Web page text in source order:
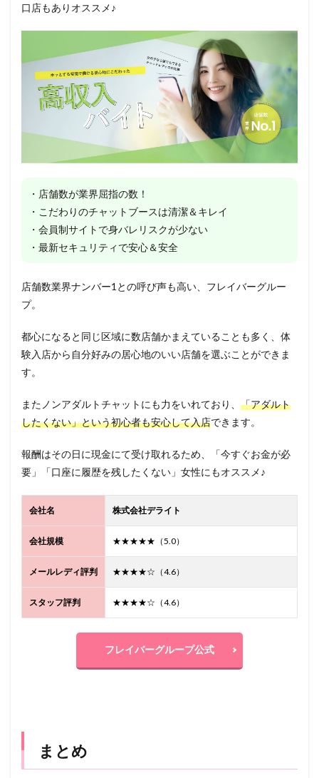
口店もありオススメ♪
・店舗数が業界屈指の数！
・こだわりのチャットブースは清潔＆キレイ
・会員制サイトで身バレリスクが少ない
・最新セキュリティで安心＆安全
店舗数業界ナンバー1との呼び声も高い、フレイバーグルー
プ。
都心になると同じ区域に数店舗かまえていることも多く、体
験入店から自分好みの居心地のいい店舗を選ぶことができま
す。
またノンアダルトチャットにも力をいれており、 「アダルト
したくない」という初心者も安心して入店できます。
報酬はその日に現金にて受け取れるため、「今すぐお金が必
要」「口座に履歴を残したくない」女性にもオススメ♪
会社名 株式会社デライト
会社規模 ★★★★★（5.0）
メールレディ評判 ★★★★☆（4.6）
スタッフ評判 ★★★★☆（4.6）
フレイバーグループ公式
まとめ